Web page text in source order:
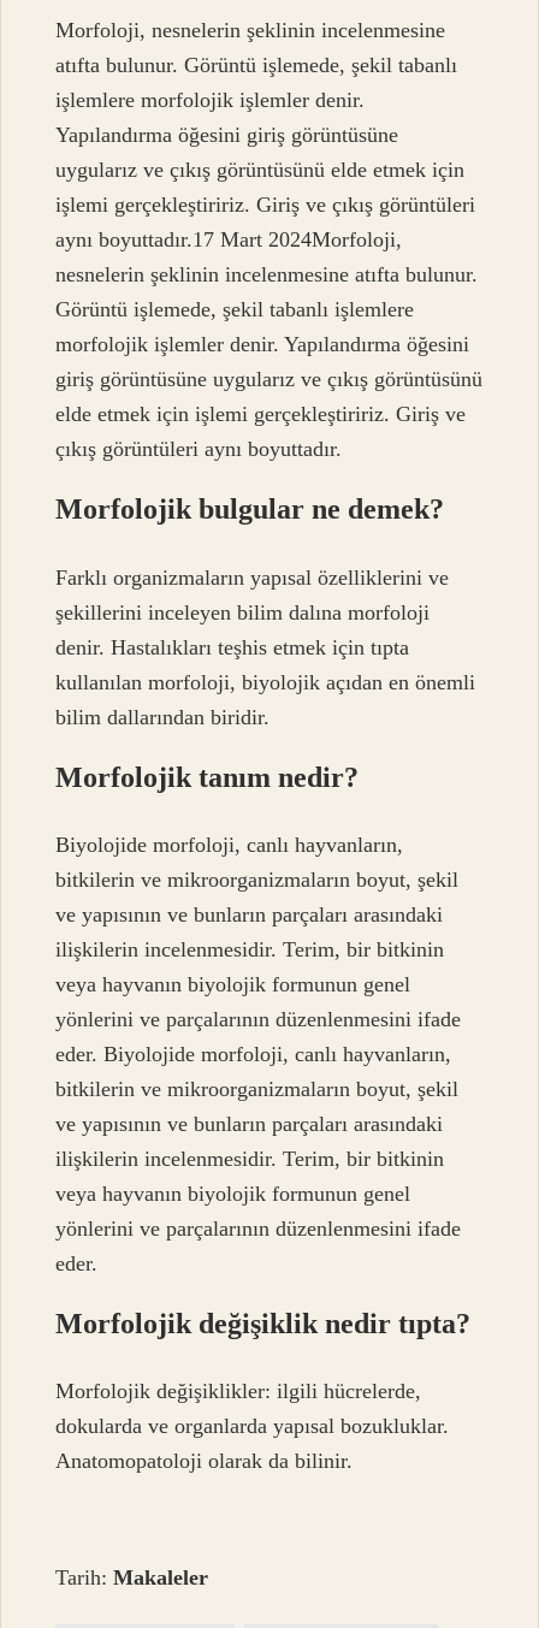
Morfoloji, nesnelerin şeklinin incelenmesine
atıfta bulunur. Görüntü işlemede, şekil tabanlı
işlemlere morfolojik işlemler denir.
Yapılandırma öğesini giriş görüntüsüne
uygularız ve çıkış görüntüsünü elde etmek için
işlemi gerçekleştiririz. Giriş ve çıkış görüntüleri
aynı boyuttadır.17 Mart 2024Morfoloji,
nesnelerin şeklinin incelenmesine atıfta bulunur.
Görüntü işlemede, şekil tabanlı işlemlere
morfolojik işlemler denir. Yapılandırma öğesini
giriş görüntüsüne uygularız ve çıkış görüntüsünü
elde etmek için işlemi gerçekleştiririz. Giriş ve
çıkış görüntüleri aynı boyuttadır.
Morfolojik bulgular ne demek?
Farklı organizmaların yapısal özelliklerini ve
şekillerini inceleyen bilim dalına morfoloji
denir. Hastalıkları teşhis etmek için tıpta
kullanılan morfoloji, biyolojik açıdan en önemli
bilim dallarından biridir.
Morfolojik tanım nedir?
Biyolojide morfoloji, canlı hayvanların,
bitkilerin ve mikroorganizmaların boyut, şekil
ve yapısının ve bunların parçaları arasındaki
ilişkilerin incelenmesidir. Terim, bir bitkinin
veya hayvanın biyolojik formunun genel
yönlerini ve parçalarının düzenlenmesini ifade
eder. Biyolojide morfoloji, canlı hayvanların,
bitkilerin ve mikroorganizmaların boyut, şekil
ve yapısının ve bunların parçaları arasındaki
ilişkilerin incelenmesidir. Terim, bir bitkinin
veya hayvanın biyolojik formunun genel
yönlerini ve parçalarının düzenlenmesini ifade
eder.
Morfolojik değişiklik nedir tıpta?
Morfolojik değişiklikler: ilgili hücrelerde,
dokularda ve organlarda yapısal bozukluklar.
Anatomopatoloji olarak da bilinir.
Tarih:Makaleler